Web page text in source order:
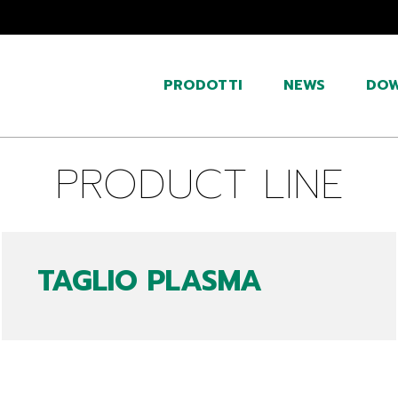
PRODOTTI NEWS
PRODUCT LINE
TAGLIO PLASMA